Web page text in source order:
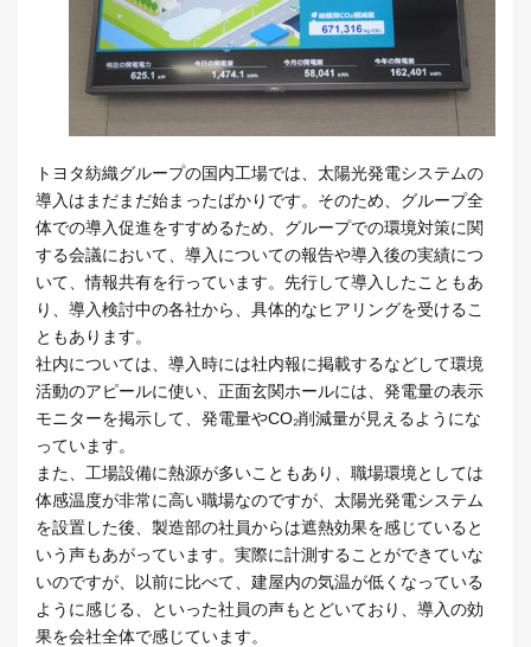
トヨタ紡織グループの国内工場では、太陽光発電システムの
導入はまだまだ始まったばかりです。そのため、グループ全
体での導入促進をすすめるため、グループでの環境対策に関
する会議において、導入についての報告や導入後の実績につ
いて、情報共有を行っています。先行して導入したこともあ
り、導入検討中の各社から、具体的なヒアリングを受けるこ
ともあります。
社内については、導入時には社内報に掲載するなどして環境
活動のアピールに使い、正面玄関ホールには、発電量の表示
モニターを掲示して、発電量やCO₂削減量が見えるようにな
っています。
また、工場設備に熱源が多いこともあり、職場環境としては
体感温度が非常に高い職場なのですが、太陽光発電システム
を設置した後、製造部の社員からは遮熱効果を感じていると
いう声もあがっています。実際に計測することができていな
いのですが、以前に比べて、建屋内の気温が低くなっている
ように感じる、といった社員の声もとどいており、導入の効
果を会社全体で感じています。